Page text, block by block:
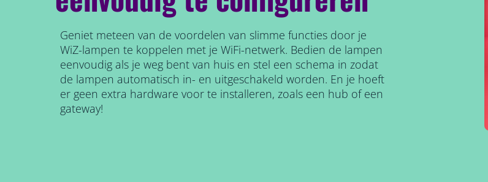
Geniet meteen van de voordelen van slimme functies door je
WiZ-lampen te koppelen met je WiFi-netwerk. Bedien de lampen
eenvoudig als je weg bent van huis en stel een schema in zodat
de lampen automatisch in- en uitgeschakeld worden. En je hoeft
er geen extra hardware voor te installeren, zoals een hub of een
gateway!